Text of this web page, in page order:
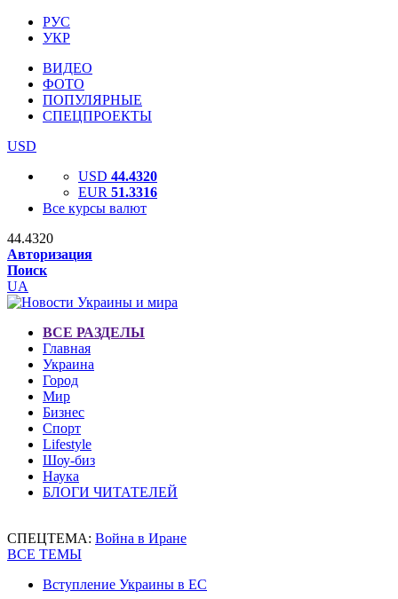
РУС
УКР
ВИДЕО
ФОТО
ПОПУЛЯРНЫЕ
СПЕЦПРОЕКТЫ
USD
USD 44.4320
EUR 51.3316
Все курсы валют
44.4320
Авторизация
Поиск
UA
ВСЕ РАЗДЕЛЫ
Главная
Украина
Город
Мир
Бизнес
Спорт
Lifestyle
Шоу-биз
Наука
БЛОГИ ЧИТАТЕЛЕЙ
СПЕЦТЕМА: Война в Иране
ВСЕ ТЕМЫ
Вступление Украины в ЕС